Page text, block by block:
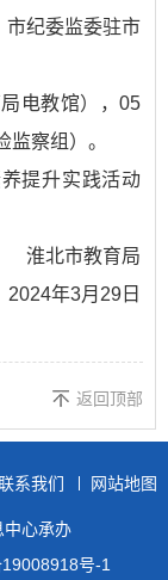
市纪委监委驻市
电教馆），05
察组）。
提升实践活动
淮北市教育局
2024年3月29日
返回顶部
系我们 网站地图
中心承办
号-1